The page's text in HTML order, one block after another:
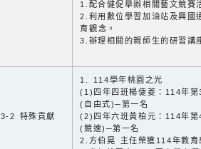
1.配合健促舉辦相關藝文競賽
2.利用數位學習加油站及興國
育觀念。
3.辦理相關的親師生的研習講
3-2 特殊貢獻
1. 114學年桃園之光
(1)四年四班楊倢菱：114年
(自由式)─第一名
(2)四年六班黃柏元：114年
(競速)─第一名
2.方伯晃 主任榮獲114年教育